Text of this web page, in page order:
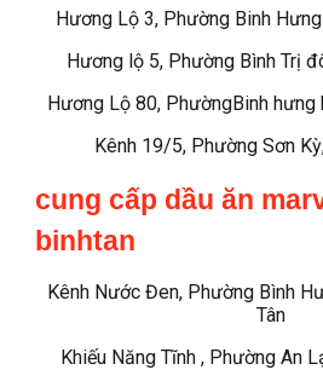
Hương Lộ 3, Phường Binh Hưng
Hương lộ 5, Phường Bình Trị
Hương Lộ 80, PhườngBinh hưng
Kênh 19/5, Phường Sơn
cung cấp dầu ăn
binhtan
Kênh Nước Đen, Phường Bình
Tân
Khiếu Năng Tĩnh , Phường An